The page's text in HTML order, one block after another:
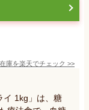
庫を楽天でチェック >>
イ 1kg」は、糖